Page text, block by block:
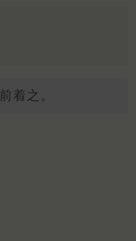
着之。